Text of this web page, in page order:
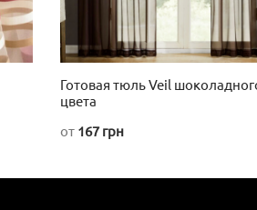
Готовая тюль Veil
цвета
от 167грн